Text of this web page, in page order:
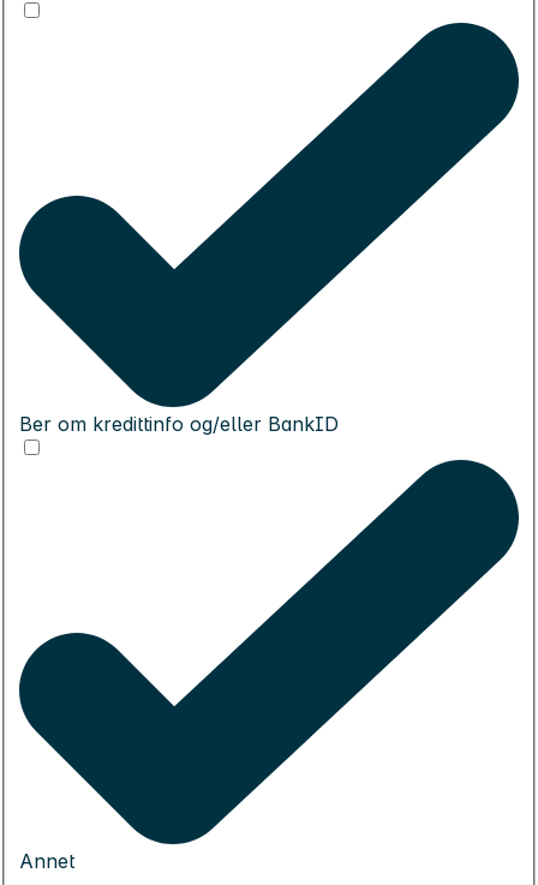
Ber om kredittinfo og/eller BankID
Annet